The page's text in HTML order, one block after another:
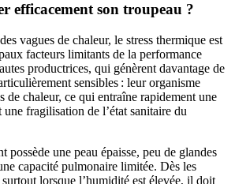
efficacement son troupeau ?
vagues de chaleur, le stress thermique est
facteurs limitants de la performance
productrices, qui génèrent davantage de
sensibles : leur organisme
de chaleur, ce qui entraîne rapidement une
fragilisation de l’état sanitaire du
possède une peau épaisse, peu de glandes
capacité pulmonaire limitée. Dès les
lorsque l’humidité est élevée, il doit